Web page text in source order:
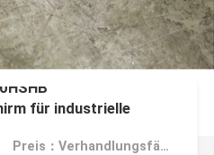
für industrielle
Preis：Verhandlungsfähig